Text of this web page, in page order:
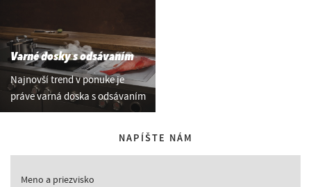
Varné dosky s odsávaním
Najnovší trend v ponuke je
práve varná doska s odsávaním
NAPÍŠTE NÁM
Meno a priezvisko